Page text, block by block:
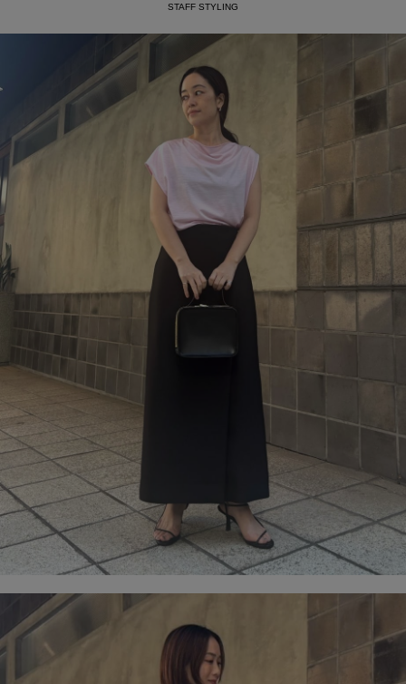
STAFF STYLING